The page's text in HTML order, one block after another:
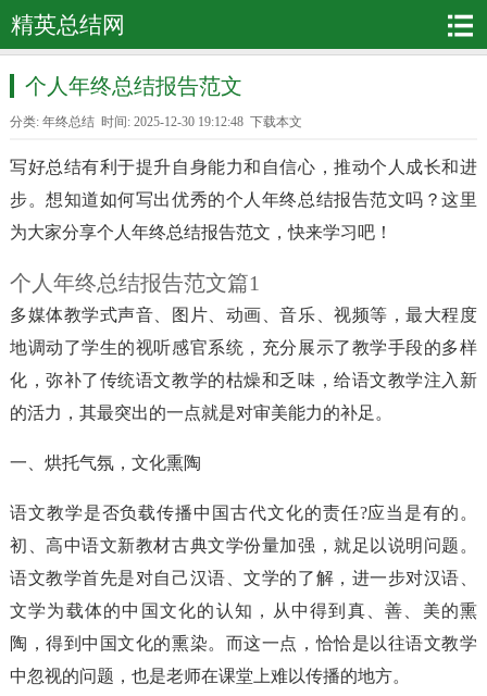
精英总结网
个人年终总结报告范文
分类: 年终总结时间: 2025-12-30 19:12:48 下载本文
写好总结有利于提升自身能力和自信心，推动个人成长和进
步。想知道如何写出优秀的个人年终总结报告范文吗？这里
为大家分享个人年终总结报告范文，快来学习吧！
个人年终总结报告范文篇1
多媒体教学式声音、图片、动画、音乐、视频等，最大程度
地调动了学生的视听感官系统，充分展示了教学手段的多样
化，弥补了传统语文教学的枯燥和乏味，给语文教学注入新
的活力，其最突出的一点就是对审美能力的补足。
一、烘托气氛，文化熏陶
语文教学是否负载传播中国古代文化的责任?应当是有的。
初、高中语文新教材古典文学份量加强，就足以说明问题。
语文教学首先是对自己汉语、文学的了解，进一步对汉语、
文学为载体的中国文化的认知，从中得到真、善、美的熏
陶，得到中国文化的熏染。而这一点，恰恰是以往语文教学
中忽视的问题，也是老师在课堂上难以传播的地方。